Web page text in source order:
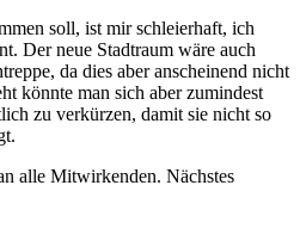
soll, ist mir schleierhaft, ich
Der neue Stadtraum wäre auch
da dies aber anscheinend nicht
könnte man sich aber zumindest
zu verkürzen, damit sie nicht so
alle Mitwirkenden. Nächstes